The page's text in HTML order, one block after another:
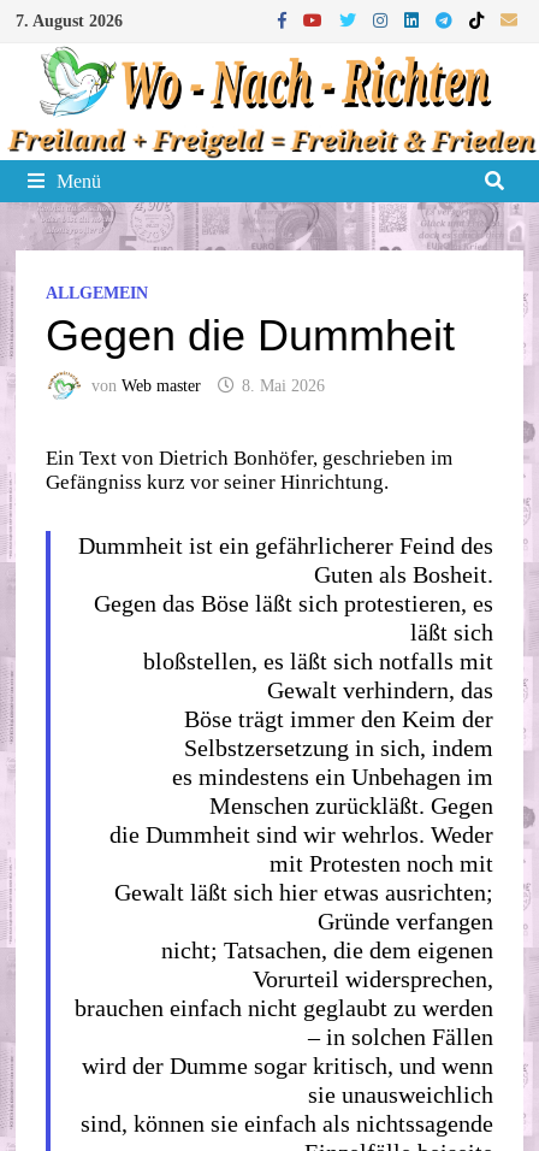
Zum
Inhalt
springen
7. August 2026
Menü
ALLGEMEIN
Gegen die Dummheit
vonWeb master 8. Mai 2026
Ein Text von Dietrich Bonhöfer, geschrieben im
Gefängniss kurz vor seiner Hinrichtung.
Dummheit ist ein gefährlicherer Feind des
Guten als Bosheit.
Gegen das Böse läßt sich protestieren, es
läßt sich
bloßstellen, es läßt sich notfalls mit
Gewalt verhindern, das
Böse trägt immer den Keim der
Selbstzersetzung in sich, indem
es mindestens ein Unbehagen im
Menschen zurückläßt. Gegen
die Dummheit sind wir wehrlos. Weder
mit Protesten noch mit
Gewalt läßt sich hier etwas ausrichten;
Gründe verfangen
nicht; Tatsachen, die dem eigenen
Vorurteil widersprechen,
brauchen einfach nicht geglaubt zu werden
– in solchen Fällen
wird der Dumme sogar kritisch, und wenn
sie unausweichlich
sind, können sie einfach als nichtssagende